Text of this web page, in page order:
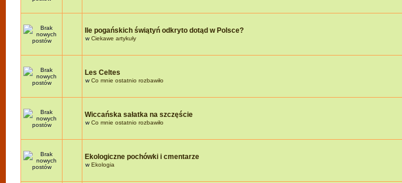
Ile pogańskich świątyń odkryto dotąd w Polsce?
wCiekawe artykuły
Les Celtes
wCo mnie ostatnio rozbawiło
Wiccańska sałatka na szczęście
wCo mnie ostatnio rozbawiło
Ekologiczne pochówki i cmentarze
wEkologia